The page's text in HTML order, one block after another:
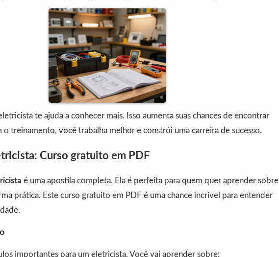
te ajuda a conhecer mais. Isso aumenta suas chances de encontrar
o treinamento, você trabalha melhor e constrói uma carreira de sucesso.
Curso gratuito em PDF
é uma apostila completa. Ela é perfeita para quem quer aprender sobre
prática. Este curso gratuito em PDF é uma chance incrível para entender
importantes para um eletricista. Você vai aprender sobre: